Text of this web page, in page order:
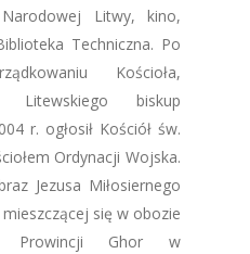
Litwy, kino,
Techniczna. Po
Kościoła,
Litewskiego biskup
r. ogłosił Kościół św.
Ordynacji Wojska.
Jezusa Miłosiernego
się w obozie
Prowincji Ghor w